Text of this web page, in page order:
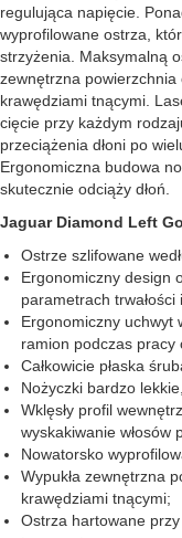
regulująca napięcie.
wyprofilowane ostrza,
strzyżenia. Maksymalną
zewnętrzna
krawędziami tnącymi.
cięcie przy każdym
przeciążenia dłoni po
Ergonomiczna budowa
skutecznie odciąży dłoń.
Jaguar Diamond Left
Ostrze szlifowane
Ergonomiczny design
parametrach trwałości
Ergonomiczny uchwyt
ramion podczas pracy
Całkowicie płaska
Nożyczki bardzo
Wklęsły profil
wyskakiwanie włosów
Nowatorsko
Wypukła zewnętrzna
krawędziami tnącymi;
Ostrza hartowane